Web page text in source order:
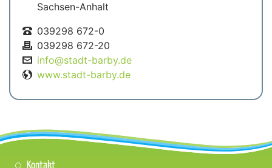
Sachsen-Anhalt
039298 672-0
039298 672-20
info@stadt-barby.de
www.stadt-barby.de
Kontakt